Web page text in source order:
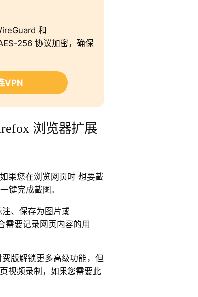
和
256 协议加密，确保
VPN
浏览器扩展
果您在浏览网页时 想要截
键完成截图。
、保存为图片或
需要记录网页内容的用
版解锁更多高级功能，但
视频录制，如果您需要此